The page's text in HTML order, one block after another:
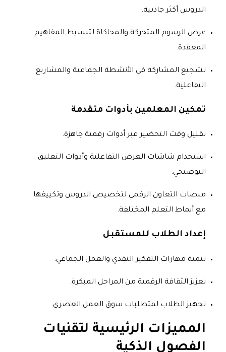
الدروس أكثر جاذبية.
عرض الرسوم المتحركة والمحاكاة لتبسيط المفاهيم
المعقدة.
تشجيع المشاركة في الأنشطة الجماعية والمشاريع
التفاعلية.
تمكين المعلمين بأدوات متقدمة
تقليل وقت التحضير عبر أدوات رقمية جاهزة.
استخدام شاشات العرض التفاعلية وأدوات التعليق
التوضيحي.
منصات التعاون الرقمي لتخصيص الدروس وتكييفها
مع أنماط التعلم المختلفة.
إعداد الطلاب للمستقبل
تنمية مهارات التفكير النقدي والعمل الجماعي.
تعزيز الثقافة الرقمية من المراحل المبكرة.
تجهيز الطلاب لمتطلبات سوق العمل العصري.
المميزات الرئيسية لتقنيات
الفصول الذكية